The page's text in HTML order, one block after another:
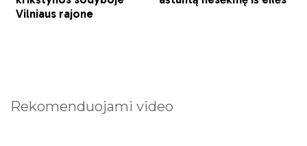
Rekomenduojami video